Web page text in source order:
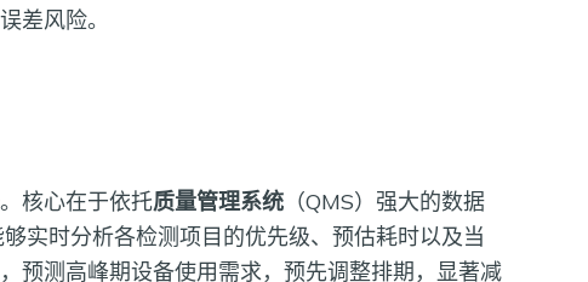
差风险。
核心在于依托质量管理系统 （QMS）强大的数据
实时分析各检测项目的优先级、预估耗时以及当
预测高峰期设备使用需求，预先调整排期，显著减